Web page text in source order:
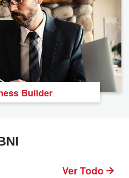
Builder
Ver Todo